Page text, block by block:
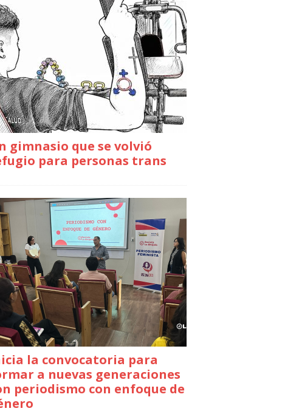
gimnasio que se volvió
para personas trans
la convocatoria para
a nuevas generaciones
periodismo con enfoque de